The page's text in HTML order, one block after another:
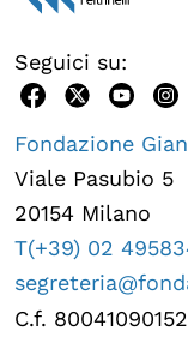
Seguici su:
Fondazione
Viale Pasubio 5
20154 Milano
T(+39) 02
C.f. 80041090152